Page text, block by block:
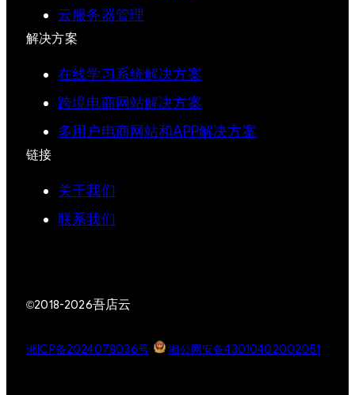
云服务器管理
解决方案
在线学习系统解决方案
跨境电商网站解决方案
多用户电商网站和APP解决方案
链接
关于我们
联系我们
©2018-2026吾店云
湘ICP备2024078036号 湘公网安备43010402002051